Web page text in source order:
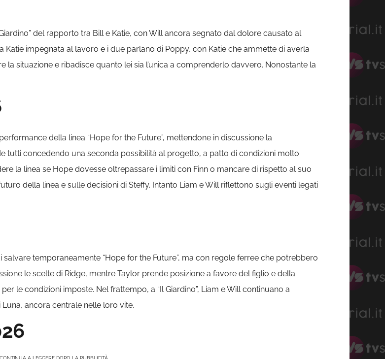
del rapporto tra Bill e Katie, con Will ancora segnato dal dolore causato al
impegnata al lavoro e i due parlano di Poppy, con Katie che ammette di averla
situazione e ribadisce quanto lei sia l’unica a comprenderlo davvero. Nonostante la
della linea “Hope for the Future”, mettendone in discussione la
tutti concedendo una seconda possibilità al progetto, a patto di condizioni molto
la linea se Hope dovesse oltrepassare i limiti con Finn o mancare di rispetto al suo
della linea e sulle decisioni di Steffy. Intanto Liam e Will riflettono sugli eventi legati
temporaneamente “Hope for the Future”, ma con regole ferree che potrebbero
le scelte di Ridge, mentre Taylor prende posizione a favore del figlio e della
le condizioni imposte. Nel frattempo, a “Il Giardino”, Liam e Will continuano a
ancora centrale nelle loro vite.